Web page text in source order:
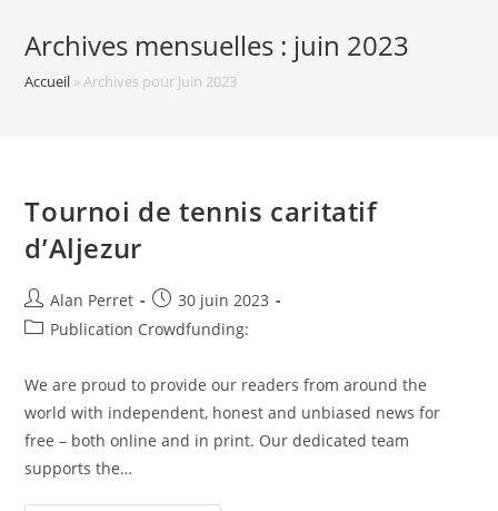
Archives mensuelles : juin 2023
Accueil »Archives pour juin 2023
Tournoi de tennis caritatif
d’Aljezur
Auteur/autrice
de
Alan Perret
Post
published:
30 juin 2023
PostPublication Crowdfunding:
We are proud to provide our readers from around the
world with independent, honest and unbiased news for
free – both online and in print. Our dedicated team
supports the…